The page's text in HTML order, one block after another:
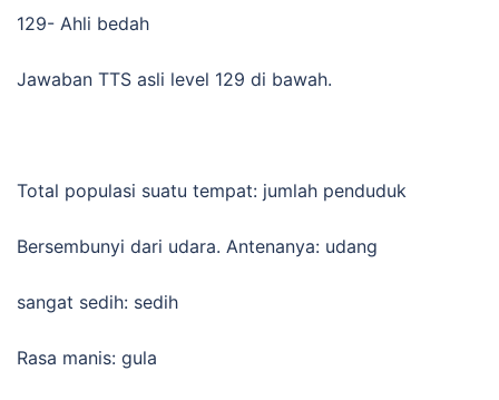
129- Ahli bedah
Jawaban TTS asli level 129 di bawah.
Total populasi suatu tempat: jumlah penduduk
Bersembunyi dari udara. Antenanya: udang
sangat sedih: sedih
Rasa manis: gula